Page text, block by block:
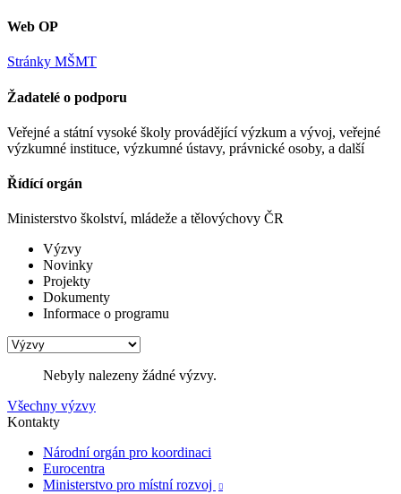
Web OP
Stránky MŠMT
Žadatelé o podporu
Veřejné a státní vysoké školy provádějící výzkum a vývoj, veřejné
výzkumné instituce, výzkumné ústavy, právnické osoby, a další
Řídící orgán
Ministerstvo školství, mládeže a tělovýchovy ČR
Výzvy
Novinky
Projekty
Dokumenty
Informace o programu
Nebyly nalezeny žádné výzvy.
Všechny výzvy
Kontakty
Národní orgán pro koordinaci
Eurocentra
Ministerstvo pro místní rozvoj
